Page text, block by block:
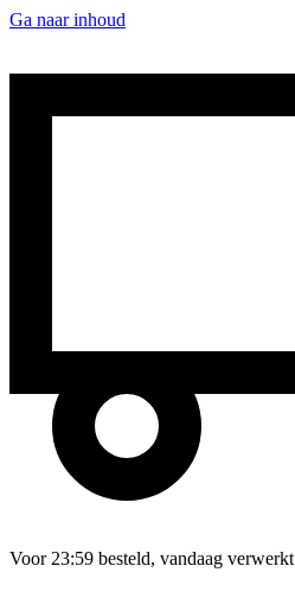
Ga naar inhoud
Voor 23:59 besteld, vandaag verwerkt